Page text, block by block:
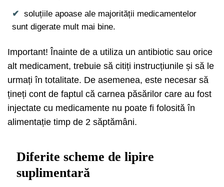
soluțiile apoase ale majorității medicamentelor
sunt digerate mult mai bine.
Important! Înainte de a utiliza un antibiotic sau orice
alt medicament, trebuie să citiți instrucțiunile și să le
urmați în totalitate. De asemenea, este necesar să
țineți cont de faptul că carnea păsărilor care au fost
injectate cu medicamente nu poate fi folosită în
alimentație timp de 2 săptămâni.
Diferite scheme de lipire
suplimentară